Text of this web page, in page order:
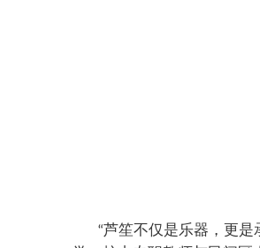
“芦笙不仅是乐器，更是